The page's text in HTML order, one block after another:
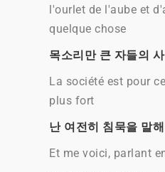
l'ourlet de l'aube et
quelque chose
목소리만 큰 자들의
La société est pour
plus fort
난 여전히 침묵을 말해
Et me voici, parlant